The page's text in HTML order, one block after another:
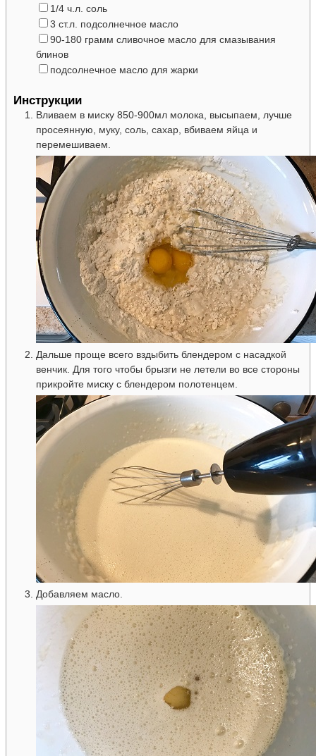
▢
1/4 ч.л. соль
▢
3 ст.л. подсолнечное масло
▢
90-180 грамм сливочное масло для смазывания
блинов
▢
подсолнечное масло для жарки
Инструкции
Вливаем в миску 850-900мл молока, высыпаем, лучше
просеянную, муку, соль, сахар, вбиваем яйца и
перемешиваем.
Дальше проще всего вздыбить блендером с насадкой
венчик. Для того чтобы брызги не летели во все стороны
прикройте миску с блендером полотенцем.
Добавляем масло.